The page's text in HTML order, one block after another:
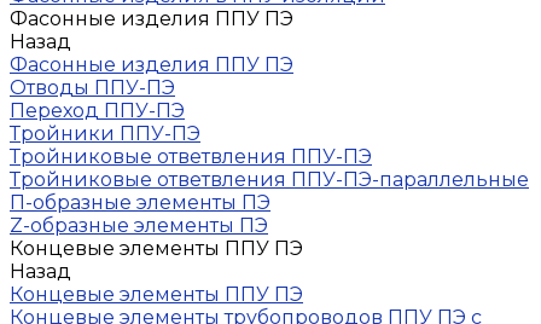
Фасонные изделия ППУ ПЭ
Назад
Фасонные изделия ППУ ПЭ
Отводы ППУ-ПЭ
Переход ППУ-ПЭ
Тройники ППУ-ПЭ
Тройниковые ответвления ППУ-ПЭ
Тройниковые ответвления ППУ-ПЭ-параллельные
П-образные элементы ПЭ
Z-образные элементы ПЭ
Концевые элементы ППУ ПЭ
Назад
Концевые элементы ППУ ПЭ
Концевые элементы трубопроводов ППУ ПЭ с